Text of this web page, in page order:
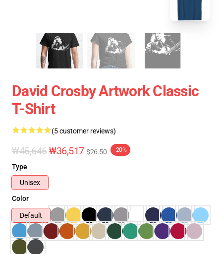
David Crosby Artwork Classic
T-Shirt
(5 customer reviews)
₩45,646₩36,517 $26.50 -20%
Type
Unisex
Color
Default